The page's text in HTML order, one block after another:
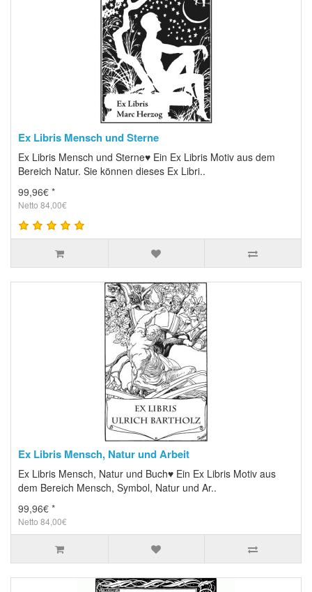
Ex Libris Mensch und Sterne
Ex Libris Mensch und Sterne♥ Ein Ex Libris Motiv aus dem
Bereich Natur. Sie können dieses Ex Libri..
99,96€ *
Netto 84,00€
Ex Libris Mensch, Natur und Arbeit
Ex Libris Mensch, Natur und Buch♥ Ein Ex Libris Motiv aus
dem Bereich Mensch, Symbol, Natur und Ar..
99,96€ *
Netto 84,00€